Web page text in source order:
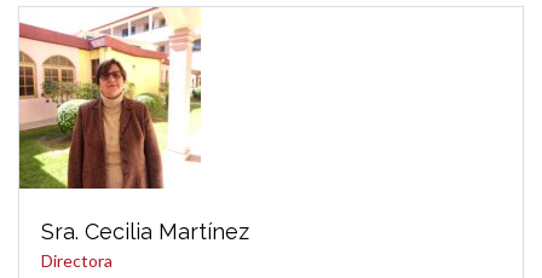
Sra. Cecilia Martínez
Directora